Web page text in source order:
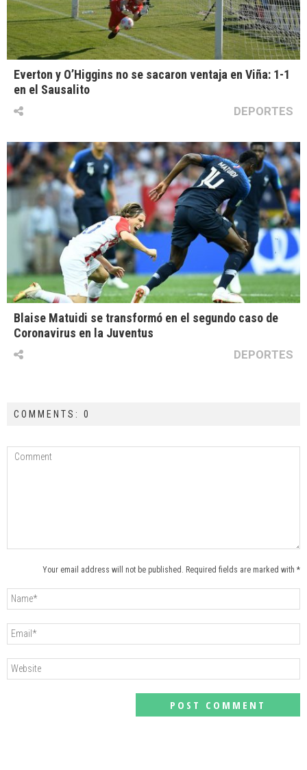
Everton y O’Higgins no se sacaron ventaja en Viña: 1-1
en el Sausalito
DEPORTES
Blaise Matuidi se transformó en el segundo caso de
Coronavirus en la Juventus
DEPORTES
COMMENTS: 0
Your email address will not be published. Required fields are marked with *